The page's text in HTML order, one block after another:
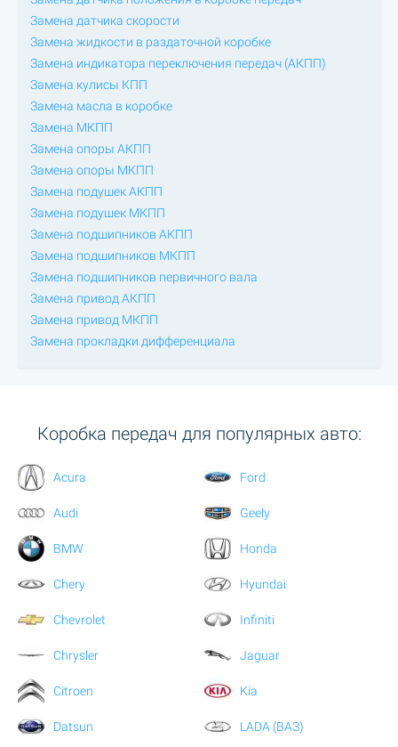
Замена датчика скорости
Замена жидкости в раздаточной коробке
Замена индикатора переключения передач (АКПП)
Замена кулисы КПП
Замена масла в коробке
Замена МКПП
Замена опоры АКПП
Замена опоры МКПП
Замена подушек АКПП
Замена подушек МКПП
Замена подшипников АКПП
Замена подшипников МКПП
Замена подшипников первичного вала
Замена привод АКПП
Замена привод МКПП
Замена прокладки дифференциала
Коробка передач для популярных авто:
Acura
Audi
BMW
Chery
Chevrolet
Chrysler
Citroen
Datsun
Ford
Geely
Honda
Hyundai
Infiniti
Jaguar
Kia
LADA (ВАЗ)